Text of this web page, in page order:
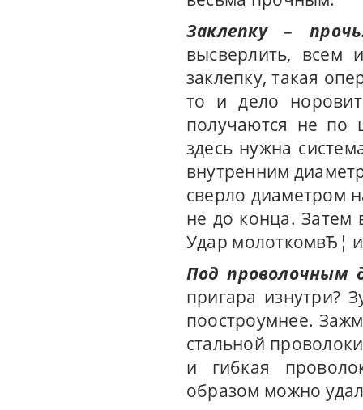
Заклепку
–
высверлить, всем
заклепку, такая
то и дело норовит
получаются не по
здесь нужна
внутренним
сверло диаметром
не до конца. Затем
Удар молоткомвЂ¦
Под проволочным
пригара изнутри?
поостроумнее.
стальной
и гибкая
образом можно